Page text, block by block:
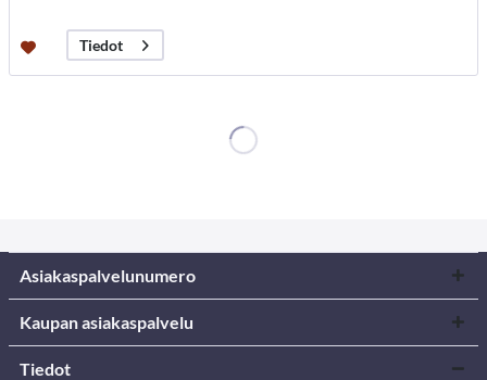
Tiedot
Asiakaspalvelunumero
Kaupan asiakaspalvelu
Tiedot